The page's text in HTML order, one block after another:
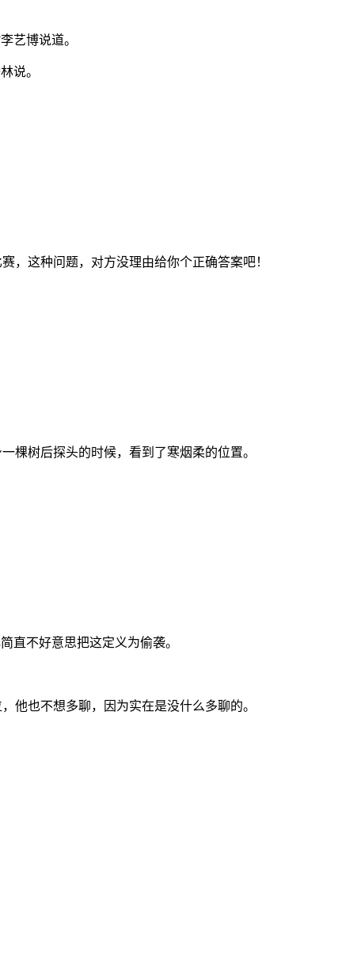
艺博说道。
说。
，这种问题，对方没理由给你个正确答案吧！
棵树后探头的时候，看到了寒烟柔的位置。
直不好意思把这定义为偷袭。
他也不想多聊，因为实在是没什么多聊的。